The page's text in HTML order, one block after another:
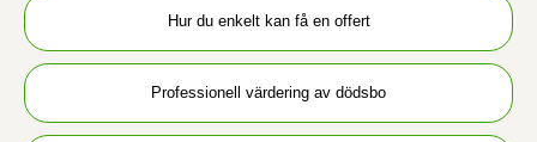
Hur du enkelt kan få en offert
Professionell värdering av dödsbo